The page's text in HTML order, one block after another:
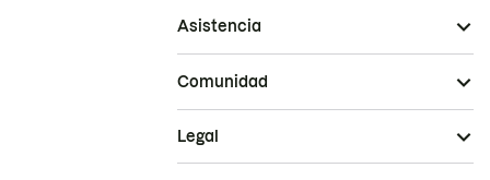
Asistencia
Comunidad
Legal